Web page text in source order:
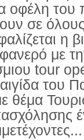
οφέλη του
σε
η
με
tour
του
θέμα